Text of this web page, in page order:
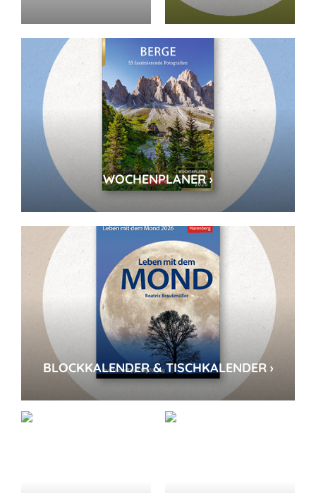
WOCHENPLANER ›
BLOCKKALENDER & TISCHKALENDER ›